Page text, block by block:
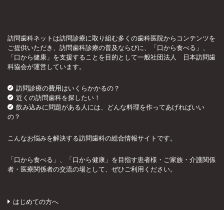
訪問歯科ネットは訪問診療に取り組む多くの歯科医院からコンテンツを
ご提供いただき、訪問歯科診療の普及ならびに、「口から食べる」、
「口から健康」を支援することを目的として一般社団法人 日本訪問歯
科協会が運営しています。
訪問診療の費用はいくらかかるの？
近くの訪問歯科を探したい！
飲み込みに問題がある人には、どんな料理を作ってあげればいい
の？
こんなお悩みを解決する訪問歯科の総合情報サイトです。
「口から食べる」、「口から健康」を目指す患者様・ご家族・介護関係
者・医療関係者の交流の場として、ぜひご利用ください。
はじめての方へ